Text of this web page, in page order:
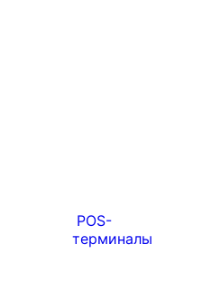
POS-
терминалы